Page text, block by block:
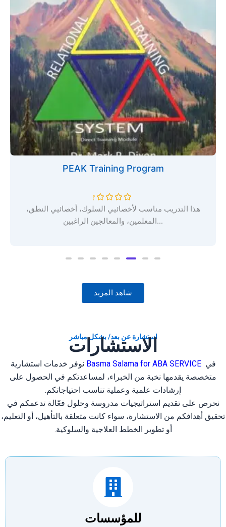
PEAK Training Program
ت
ا
ي
ن
هذا التدريب مناسب لأخصائيي السلوك، أخصائيي النطق،
المعلمين، والمعالجين الراغبين...
شاهد المزيد
استشارة عن بعد/ بشكل مباشر
الاستشارات
فيBasma Salama for ABA SERVICE نوفر خدمات استشارية
متخصصة يقدمها نخبة من الخبراء، لمساعدتكم في الحصول على
إرشادات علمية وعملية تناسب احتياجاتكم.
نحرص على تقديم استراتيجيات مدروسة وحلول فعّالة تدعمكم في
تحقيق أهدافكم من الاستشارة، سواء كانت متعلقة بالتأهيل، أو التعليم،
أو تطوير الخطط العلاجية والسلوكية.
للمؤسسات